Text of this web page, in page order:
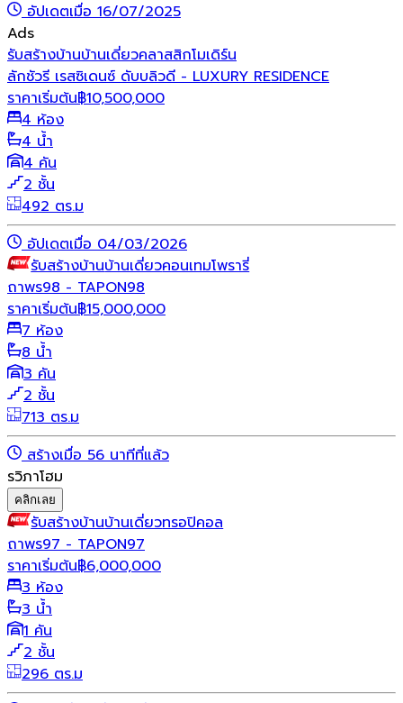
อัปเดตเมื่อ 16/07/2025
Ads
รับสร้างบ้านบ้านเดี่ยวคลาสสิกโมเดิร์น
ลักชัวรี เรสซิเดนซ์ ดับบลิวดี - LUXURY RESIDENCE
ราคาเริ่มต้น฿10,500,000
4 ห้อง
4 น้ำ
4 คัน
2 ชั้น
492 ตร.ม
อัปเดตเมื่อ 04/03/2026
รับสร้างบ้านบ้านเดี่ยวคอนเทมโพรารี่
ถาพร98 - TAPON98
ราคาเริ่มต้น฿15,000,000
7 ห้อง
8 น้ำ
3 คัน
2 ชั้น
713 ตร.ม
สร้างเมื่อ 56 นาทีที่แล้ว
รวิภาโฮม
คลิกเลย
รับสร้างบ้านบ้านเดี่ยวทรอปิคอล
ถาพร97 - TAPON97
ราคาเริ่มต้น฿6,000,000
3 ห้อง
3 น้ำ
1 คัน
2 ชั้น
296 ตร.ม